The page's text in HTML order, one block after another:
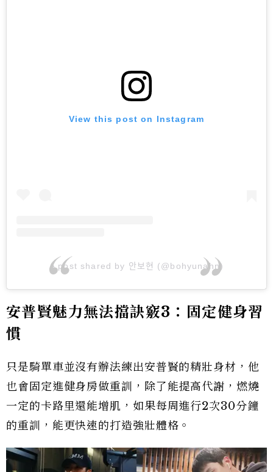
View this post on Instagram
A post shared by 안보현 (@bohyunahn)
安普賢魅力無法擋訣竅3：固定健身習
慣
只是騎單車並沒有辦法練出安普賢的精壯身材，他
也會固定進健身房做重訓，除了能提高代謝，燃燒
一定的卡路里還能增肌，如果每周進行2次30分鐘
的重訓，能更快速的打造強壯體格。